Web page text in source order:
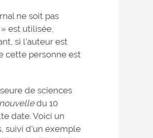
ne soit pas
est utilisée,
si l’auteur est
cette personne est
de sciences
nouvelledu 10
date. Voici un
suivi d’un exemple